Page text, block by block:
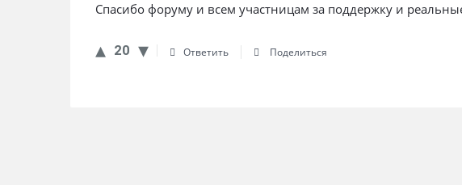
Спасибо форуму и всем участницам за поддержку и
20 Ответить Поделиться